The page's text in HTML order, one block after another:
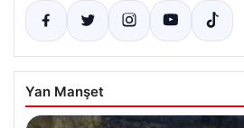
Yan Manşet